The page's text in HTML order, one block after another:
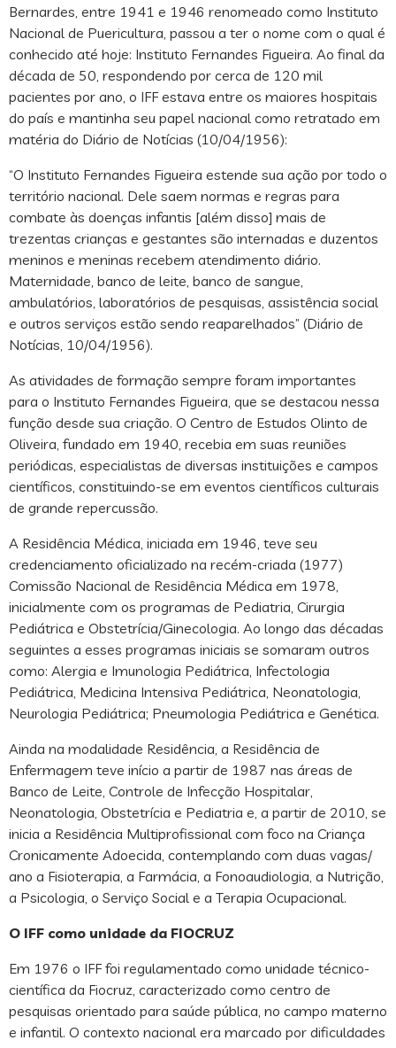
Bernardes, entre 1941 e 1946 renomeado como Instituto
Nacional de Puericultura, passou a ter o nome com o qual é
conhecido até hoje: Instituto Fernandes Figueira. Ao final da
década de 50, respondendo por cerca de 120 mil
pacientes por ano, o IFF estava entre os maiores hospitais
do país e mantinha seu papel nacional como retratado em
matéria do Diário de Notícias (10/04/1956):
“O Instituto Fernandes Figueira estende sua ação por todo o
território nacional. Dele saem normas e regras para
combate às doenças infantis [além disso] mais de
trezentas crianças e gestantes são internadas e duzentos
meninos e meninas recebem atendimento diário.
Maternidade, banco de leite, banco de sangue,
ambulatórios, laboratórios de pesquisas, assistência social
e outros serviços estão sendo reaparelhados” (Diário de
Notícias, 10/04/1956).
As atividades de formação sempre foram importantes
para o Instituto Fernandes Figueira, que se destacou nessa
função desde sua criação. O Centro de Estudos Olinto de
Oliveira, fundado em 1940, recebia em suas reuniões
periódicas, especialistas de diversas instituições e campos
científicos, constituindo-se em eventos científicos culturais
de grande repercussão.
A Residência Médica, iniciada em 1946, teve seu
credenciamento oficializado na recém-criada (1977)
Comissão Nacional de Residência Médica em 1978,
inicialmente com os programas de Pediatria, Cirurgia
Pediátrica e Obstetrícia/Ginecologia. Ao longo das décadas
seguintes a esses programas iniciais se somaram outros
como: Alergia e Imunologia Pediátrica, Infectologia
Pediátrica, Medicina Intensiva Pediátrica, Neonatologia,
Neurologia Pediátrica; Pneumologia Pediátrica e Genética.
Ainda na modalidade Residência, a Residência de
Enfermagem teve início a partir de 1987 nas áreas de
Banco de Leite, Controle de Infecção Hospitalar,
Neonatologia, Obstetrícia e Pediatria e, a partir de 2010, se
inicia a Residência Multiprofissional com foco na Criança
Cronicamente Adoecida, contemplando com duas vagas/
ano a Fisioterapia, a Farmácia, a Fonoaudiologia, a Nutrição,
a Psicologia, o Serviço Social e a Terapia Ocupacional.
O IFF como unidade da FIOCRUZ
Em 1976 o IFF foi regulamentado como unidade técnico-
científica da Fiocruz, caracterizado como centro de
pesquisas orientado para saúde pública, no campo materno
e infantil. O contexto nacional era marcado por dificuldades